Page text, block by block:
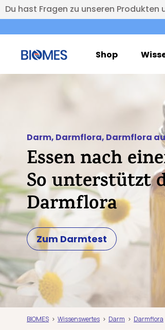
Du hast Fragen zu unseren Produkten
Shop
Darm, Darmflora, Darmflora
Essen nach
So unterstützt
Darmflora
Zum Darmtest
BIOMES Wissenswertes Darm Darmflora